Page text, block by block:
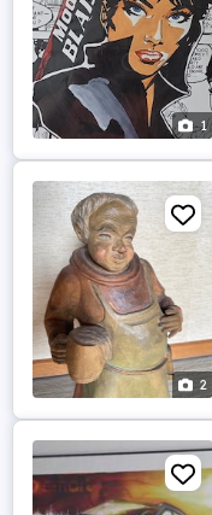
1
2